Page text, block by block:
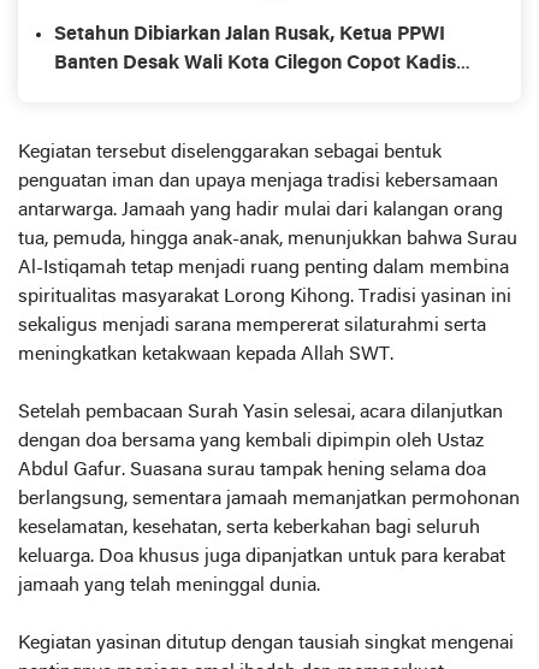
Setahun Dibiarkan Jalan Rusak, Ketua PPWI
Banten Desak Wali Kota Cilegon Copot Kadis
Kegiatan tersebut diselenggarakan sebagai bentuk
penguatan iman dan upaya menjaga tradisi kebersamaan
antarwarga. Jamaah yang hadir mulai dari kalangan orang
tua, pemuda, hingga anak-anak, menunjukkan bahwa Surau
Al-Istiqamah tetap menjadi ruang penting dalam membina
spiritualitas masyarakat Lorong Kihong. Tradisi yasinan ini
sekaligus menjadi sarana mempererat silaturahmi serta
meningkatkan ketakwaan kepada Allah SWT.
Setelah pembacaan Surah Yasin selesai, acara dilanjutkan
dengan doa bersama yang kembali dipimpin oleh Ustaz
Abdul Gafur. Suasana surau tampak hening selama doa
berlangsung, sementara jamaah memanjatkan permohonan
keselamatan, kesehatan, serta keberkahan bagi seluruh
keluarga. Doa khusus juga dipanjatkan untuk para kerabat
jamaah yang telah meninggal dunia.
Kegiatan yasinan ditutup dengan tausiah singkat mengenai